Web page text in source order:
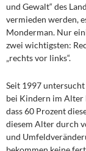
und Gewalt“ des
vermieden werden,
Monderman. Nur
zwei wichtigsten:
„rechts vor links“.
Seit 1997
bei Kindern im Alter
dass 60 Prozent
diesem Alter durch
und